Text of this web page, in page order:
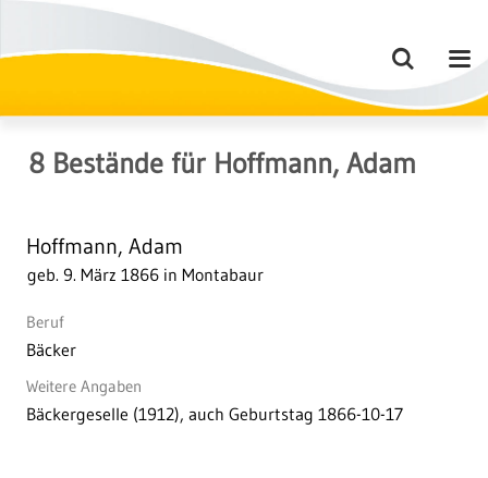
8 Bestände für Hoffmann, Adam
Hoffmann, Adam
geb. 9. März 1866 in Montabaur
Beruf
Bäcker
Weitere Angaben
Bäckergeselle (1912), auch Geburtstag 1866-10-17